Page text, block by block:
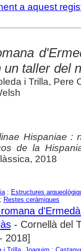
a aquest
taller del
i Trilla, Pere
Hispaniae :
de la
2018
; Estructures
Restes ceràmiques
- Cornellà del
2018]